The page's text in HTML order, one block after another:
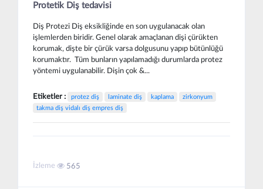
Protetik Diş tedavisi
Diş Protezi Diş eksikliğinde en son uygulanacak olan
işlemlerden biridir. Genel olarak amaçlanan dişi çürükten
korumak, dişte bir çürük varsa dolgusunu yapıp bütünlüğü
korumaktır. Tüm bunların yapılamadığı durumlarda protez
yöntemi uygulanabilir. Dişin çok &...
Etiketler : protez diş laminate diş kaplama
zirkonyum
takma diş vidalı diş empres diş
İzleme 565